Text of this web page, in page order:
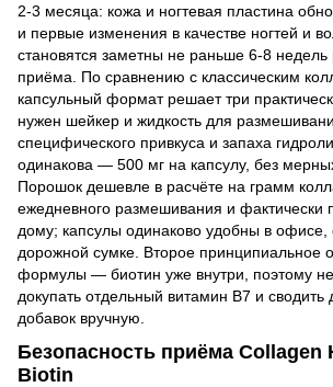
2-3 месяца: кожа и ногтевая пластина
и первые изменения в качестве ногтей и
становятся заметны не раньше 6-8 недель
приёма. По сравнению с классическим
капсульный формат решает три
нужен шейкер и жидкость для
специфического привкуса и запаха
одинакова — 500 мг на капсулу, без
Порошок дешевле в расчёте на грамм
ежедневного размешивания и фактически
дому; капсулы одинаково удобны в офисе,
дорожной сумке. Второе принципиальное
формулы — биотин уже внутри, поэтому
докупать отдельный витамин B7 и сводить
добавок вручную.
Безопасность приёма Collagen
Biotin